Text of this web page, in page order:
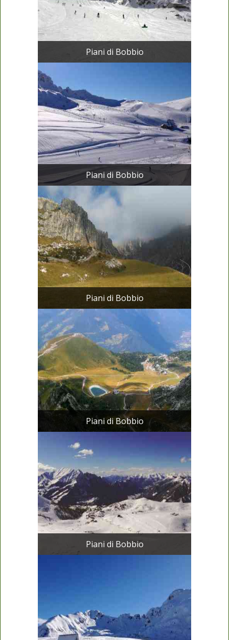
Piani di Bobbio
Piani di Bobbio
Piani di Bobbio
Piani di Bobbio
Piani di Bobbio